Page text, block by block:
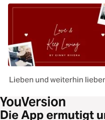
Lieben und weiterhin
Die App ermutigt